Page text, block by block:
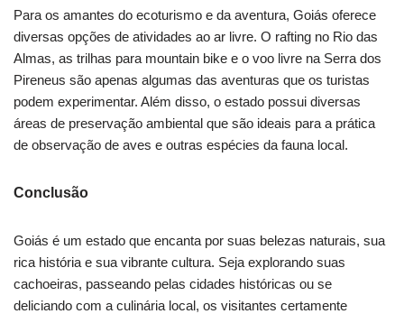
Para os amantes do ecoturismo e da aventura, Goiás oferece
diversas opções de atividades ao ar livre. O rafting no Rio das
Almas, as trilhas para mountain bike e o voo livre na Serra dos
Pireneus são apenas algumas das aventuras que os turistas
podem experimentar. Além disso, o estado possui diversas
áreas de preservação ambiental que são ideais para a prática
de observação de aves e outras espécies da fauna local.
Conclusão
Goiás é um estado que encanta por suas belezas naturais, sua
rica história e sua vibrante cultura. Seja explorando suas
cachoeiras, passeando pelas cidades históricas ou se
deliciando com a culinária local, os visitantes certamente